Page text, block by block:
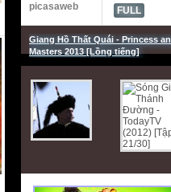
picasaweb FULL
Giang Hồ Thất Quái - Princess
Masters 2013 [Lồng tiếng]